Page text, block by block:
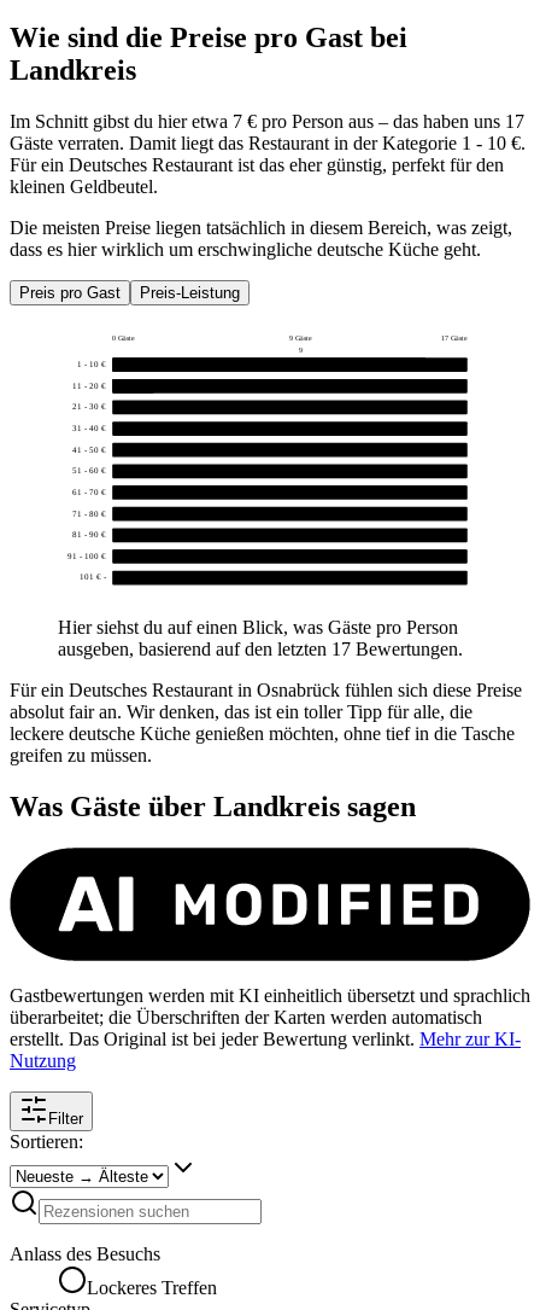
Wie sind die Preise pro Gast bei
Landkreis
Im Schnitt gibst du hier etwa 7 € pro Person aus – das haben uns 17
Gäste verraten. Damit liegt das Restaurant in der Kategorie 1 - 10 €.
Für ein Deutsches Restaurant ist das eher günstig, perfekt für den
kleinen Geldbeutel.
Die meisten Preise liegen tatsächlich in diesem Bereich, was zeigt,
dass es hier wirklich um erschwingliche deutsche Küche geht.
Preis pro Gast Preis-Leistung
0 Gäste 9 Gäste
17 Gäste
9
1 - 10 €
11 - 20 €
21 - 30 €
31 - 40 €
41 - 50 €
51 - 60 €
61 - 70 €
71 - 80 €
81 - 90 €
91 - 100 €
101 € -
Hier siehst du auf einen Blick, was Gäste pro Person
ausgeben, basierend auf den letzten 17 Bewertungen.
Für ein Deutsches Restaurant in Osnabrück fühlen sich diese Preise
absolut fair an. Wir denken, das ist ein toller Tipp für alle, die
leckere deutsche Küche genießen möchten, ohne tief in die Tasche
greifen zu müssen.
Was Gäste über Landkreis sagen
Gastbewertungen werden mit KI einheitlich übersetzt und sprachlich
überarbeitet; die Überschriften der Karten werden automatisch
erstellt. Das Original ist bei jeder Bewertung verlinkt. Mehr zur KI-
Nutzung
Filter
Sortieren:
Anlass des Besuchs
Lockeres Treffen